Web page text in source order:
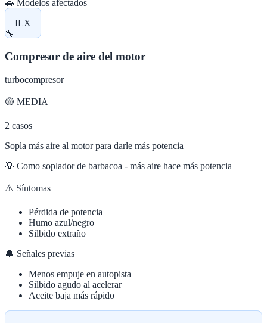
🚗 Modelos afectados
ILX
🔧
Compresor de aire del motor
turbocompresor
🟡 MEDIA
2 casos
Sopla más aire al motor para darle más potencia
💡 Como soplador de barbacoa - más aire hace más potencia
⚠️ Síntomas
Pérdida de potencia
Humo azul/negro
Silbido extraño
🔔 Señales previas
Menos empuje en autopista
Silbido agudo al acelerar
Aceite baja más rápido